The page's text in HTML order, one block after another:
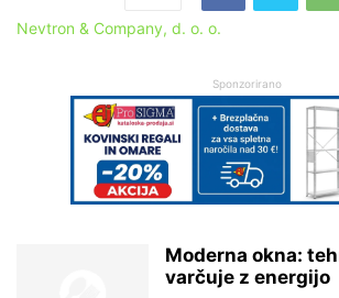
Nevtron & Company, d. o. o.
Sponzorirano
Moderna okna:
varčuje z energijo